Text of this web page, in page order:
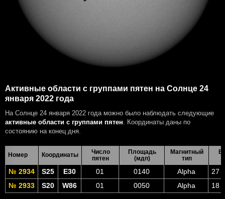
Активные области с группами пятен на Солнце 24
января 2022 года
На Солнце 24 января 2022 года можно было наблюдать следующие
активные области с группами пятен . Координаты даны по
состоянию на конец дня.
Номер Координаты
Число
пятен
Площадь
(мдп)
Магнитный
тип
В
№ 2934 S25 E30 01 0140 Alpha
27
№ 2933
S20 W86 01 0050 Alpha 18